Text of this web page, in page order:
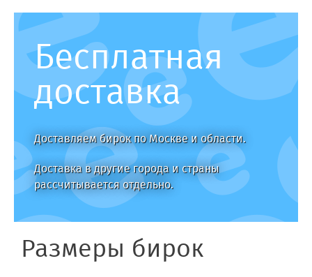
Бесплатная
доставка
Доставляем бирок по Москве и области.
Доставка в другие города и страны
рассчитывается отдельно.
Размеры бирок